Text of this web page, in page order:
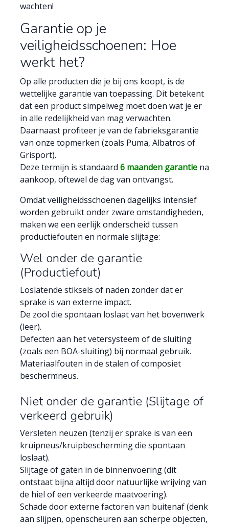
wachten!
Garantie op je
veiligheidsschoenen: Hoe
werkt het?
Op alle producten die je bij ons koopt, is de
wettelijke garantie van toepassing. Dit betekent
dat een product simpelweg moet doen wat je er
in alle redelijkheid van mag verwachten.
Daarnaast profiteer je van de fabrieksgarantie
van onze topmerken (zoals Puma, Albatros of
Grisport).
Deze termijn is standaard 6 maanden garantie na
aankoop, oftewel de dag van ontvangst.
Omdat veiligheidsschoenen dagelijks intensief
worden gebruikt onder zware omstandigheden,
maken we een eerlijk onderscheid tussen
productiefouten en normale slijtage:
Wel onder de garantie
(Productiefout)
Loslatende stiksels of naden zonder dat er
sprake is van externe impact.
De zool die spontaan loslaat van het bovenwerk
(leer).
Defecten aan het vetersysteem of de sluiting
(zoals een BOA-sluiting) bij normaal gebruik.
Materiaalfouten in de stalen of composiet
beschermneus.
Niet onder de garantie (Slijtage of
verkeerd gebruik)
Versleten neuzen (tenzij er sprake is van een
kruipneus/kruipbescherming die spontaan
loslaat).
Slijtage of gaten in de binnenvoering (dit
ontstaat bijna altijd door natuurlijke wrijving van
de hiel of een verkeerde maatvoering).
Schade door externe factoren van buitenaf (denk
aan slijpen, openscheuren aan scherpe objecten,